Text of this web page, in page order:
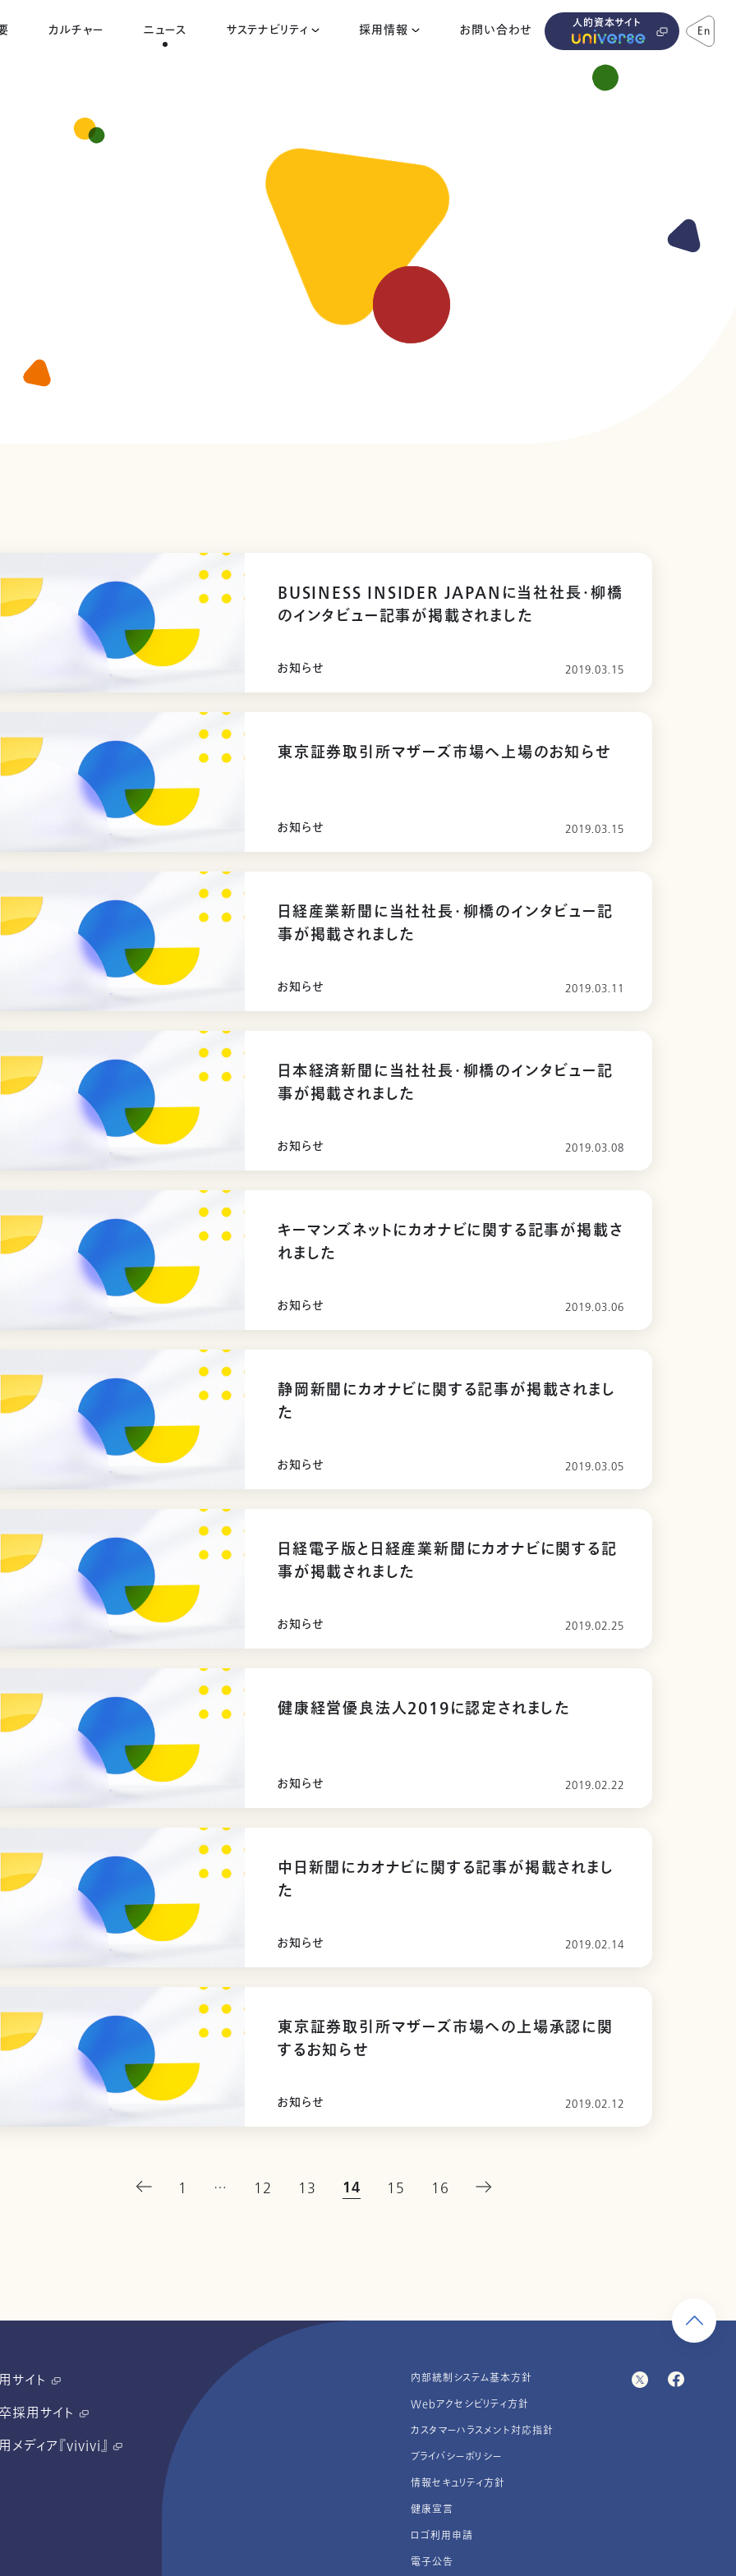
カルチャー ニュース サステナビリティ 採用情報 お問い合わせ 人的資本サイト En
BUSINESS INSIDER JAPANに当社社長・柳橋
のインタビュー記事が掲載されました
お知らせ 2019.03.15
東京証券取引所マザーズ市場へ上場のお知らせ
お知らせ 2019.03.15
日経産業新聞に当社社長・柳橋のインタビュー記
事が掲載されました
お知らせ 2019.03.11
日本経済新聞に当社社長・柳橋のインタビュー記
事が掲載されました
お知らせ 2019.03.08
キーマンズネットにカオナビに関する記事が掲載さ
れました
お知らせ 2019.03.06
静岡新聞にカオナビに関する記事が掲載されまし
た
お知らせ 2019.03.05
日経電子版と日経産業新聞にカオナビに関する記
事が掲載されました
お知らせ 2019.02.25
健康経営優良法人2019に認定されました
お知らせ 2019.02.22
中日新聞にカオナビに関する記事が掲載されまし
た
お知らせ 2019.02.14
東京証券取引所マザーズ市場への上場承認に関
するお知らせ
お知らせ 2019.02.12
1 … 12 13 14 15 16
サイト
採用サイト
メディア『vivivi』
内部統制システム基本方針
Webアクセシビリティ方針
カスタマーハラスメント対応指針
プライバシーポリシー
情報セキュリティ方針
健康宣言
ロゴ利用申請
電子公告